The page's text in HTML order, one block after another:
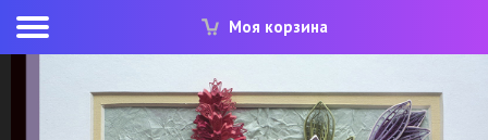
Моя корзина